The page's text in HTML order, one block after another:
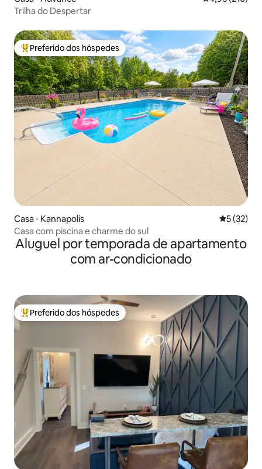
Trilha do Despertar
Entre os melhores preferidos dos hóspedes
Preferido dos hóspedes
Casa ⋅ Kannapolis 5 de uma
5 (32)
Casa com piscina e charme do sul
Aluguel por temporada de apartamento
com ar-condicionado
Entre os melhores preferidos dos hóspedes
Preferido dos hóspedes